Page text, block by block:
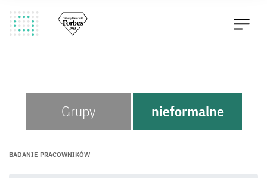
Grupy nieformalne
BADANIE PRACOWNIKÓW